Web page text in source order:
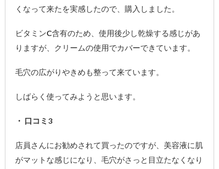
くなって来たを実感したので、購入しました。
ビタミンC含有のため、使用後少し乾燥する感じがあ
りますが、クリームの使用でカバーできています。
毛穴の広がりやきめも整って来ています。
しばらく使ってみようと思います。
・ 口コミ3
店員さんにお勧めされて買ったのですが、美容液に肌
がマットな感じになり、毛穴がさっと目立たなくなり